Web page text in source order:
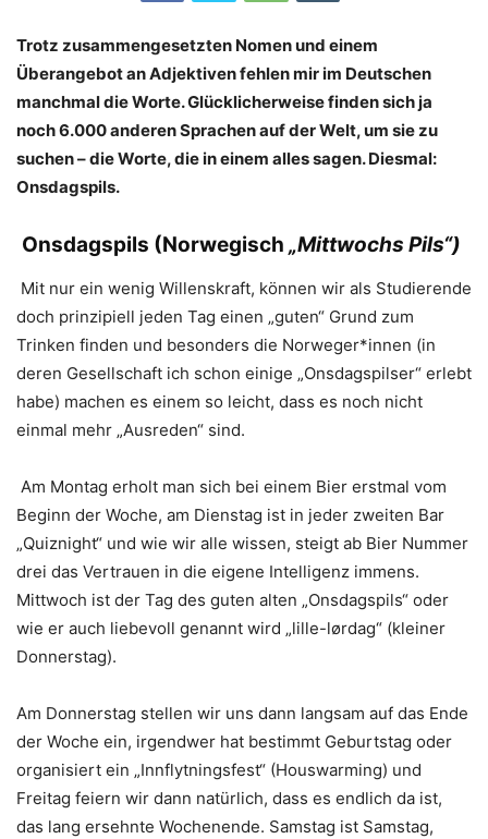
Trotz zusammengesetzten Nomen und einem
Überangebot an Adjektiven fehlen mir im Deutschen
manchmal die Worte. Glücklicherweise finden sich ja
noch 6.000 anderen Sprachen auf der Welt, um sie zu
suchen – die Worte, die in einem alles sagen. Diesmal:
Onsdagspils.
Onsdagspils (Norwegisch „Mittwochs Pils“)
Mit nur ein wenig Willenskraft, können wir als Studierende
doch prinzipiell jeden Tag einen „guten“ Grund zum
Trinken finden und besonders die Norweger*innen (in
deren Gesellschaft ich schon einige „Onsdagspilser“ erlebt
habe) machen es einem so leicht, dass es noch nicht
einmal mehr „Ausreden“ sind.
Am Montag erholt man sich bei einem Bier erstmal vom
Beginn der Woche, am Dienstag ist in jeder zweiten Bar
„Quiznight“ und wie wir alle wissen, steigt ab Bier Nummer
drei das Vertrauen in die eigene Intelligenz immens.
Mittwoch ist der Tag des guten alten „Onsdagspils“ oder
wie er auch liebevoll genannt wird „lille-lørdag“ (kleiner
Donnerstag).
Am Donnerstag stellen wir uns dann langsam auf das Ende
der Woche ein, irgendwer hat bestimmt Geburtstag oder
organisiert ein „Innflytningsfest“ (Houswarming) und
Freitag feiern wir dann natürlich, dass es endlich da ist,
das lang ersehnte Wochenende. Samstag ist Samstag,